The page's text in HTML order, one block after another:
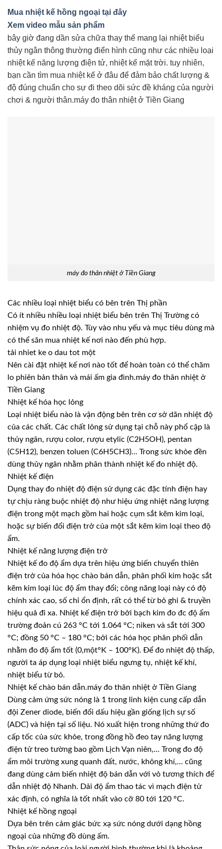
Mua nhiệt kế hồng ngoại tại đây
Xem video mẫu sản phẩm
bây giờ đang dần sửa chữa thay thế mang lại nhiệt biểu
thủy ngân thông thường điển hình cũng như các nhiều loại
nhiệt kế năng lượng điện tử, nhiệt kế mặt trời. tuy nhiên,
bạn cần tìm mua nhiệt kế ở đâu để đảm bảo chất lượng &
độ đúng chuẩn cho sự đi theo dõi sức đề kháng của người
chơi & người thân.máy đo thân nhiệt ở Tiền Giang
máy đo thân nhiệt ở Tiền Giang
Các nhiều loại nhiệt biểu có bên trên Thị phần
Có ít nhiều nhiều loại nhiệt biểu bên trên Thị Trường có
nhiệm vụ đo nhiệt độ. Tùy vào nhu yếu và mục tiêu dùng mà
có thể săn mua nhiệt kế nơi nào đến phù hợp.
tải nhiet ke o dau tot một
Nên cài đặt nhiệt kế nơi nào tốt để hoàn toàn có thể chăm
lo phiên bản thân và mái ấm gia đình.máy đo thân nhiệt ở
Tiền Giang
Nhiệt kế hóa học lỏng
Loại nhiệt biểu nào là vận động bên trên cơ sở dãn nhiệt độ
của các chất. Các chất lỏng sử dụng tại chỗ này phổ cập là
thủy ngân, rượu color, rượu etylic (C2H5OH), pentan
(C5H12), benzen toluen (C6H5CH3)… Trong sức khỏe đền
dùng thủy ngân nhằm phân thành nhiệt kế đo nhiệt độ.
Nhiệt kế điện
Dụng thay đo nhiệt độ điện sử dụng các đặc tính điện hay
tự chịu ràng buộc nhiệt độ như hiệu ứng nhiệt năng lượng
điện trong một mạch gồm hai hoặc cụm sắt kẽm kim loại,
hoặc sự biến đổi điện trở của một sắt kẽm kim loại theo độ
ẩm.
Nhiệt kế năng lượng điện trở
Nhiệt kế đo độ ẩm dựa trên hiệu ứng biến chuyển thiên
điện trở của hóa học chào bán dẫn, phân phối kim hoặc sắt
kẽm kim loại lúc độ ẩm thay đổi; công năng loại này có độ
chính xác cao, số chỉ ổn định, rất có thể từ bỏ ghi & truyền
hiệu quả đi xa. Nhiệt kế điện trở bởi bạch kim đo đc độ ẩm
trường đoản cú 263 °C tới 1.064 °C; niken và sắt tới 300
°C; đồng 50 °C – 180 °C; bởi các hóa học phân phối dẫn
nhằm đo độ ẩm tốt (0,một°K – 100°K). Để đo nhiệt độ thấp,
người ta áp dụng loại nhiệt biểu ngưng tụ, nhiệt kế khí,
nhiệt biểu từ bỏ.
Nhiệt kế chào bán dẫn.máy đo thân nhiệt ở Tiền Giang
Dùng cảm ứng sức nóng là 1 trong linh kiện cung cấp dẫn
đội Zener diode, biến đổi dấu hiệu gần giống lịch sự số
(ADC) và hiện tại số liệu. Nó xuất hiện trong những thứ đo
cấp tốc của sức khỏe, trong đồng hồ đeo tay năng lượng
điện tử treo tường bao gồm Lịch Vạn niên,… Trong đo độ
ẩm môi trường xung quanh đất, nước, không khí,… cũng
đang dùng cảm biến nhiệt độ bán dẫn với vỏ tương thích để
dẫn nhiệt độ Nhanh. Dải độ ẩm thao tác vì mạch điện tử
xác định, có nghĩa là tốt nhất vào cỡ 80 tới 120 °C.
Nhiệt kế hồng ngoại
Dựa bên trên cảm giác bức xạ sức nóng dưới dạng hồng
ngoại của những đồ dùng ấm.